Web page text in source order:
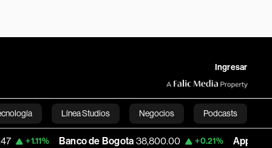
Ingresar
Línea Studios Negocios Podcasts
English
Banco de Bogota 38,800.00 +0.21% Apple 303.27